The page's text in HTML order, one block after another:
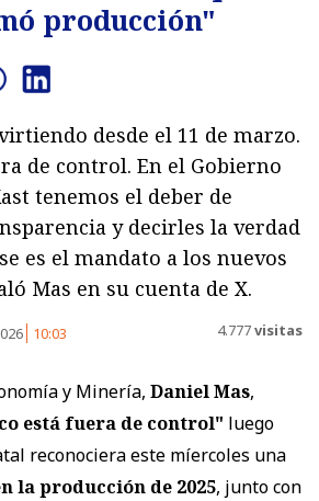
producción"
desde el 11 de marzo.
de control. En el Gobierno
tenemos el deber de
y decirles la verdad
es el mandato a los nuevos
Mas en su cuenta de X.
10:03 4.777visitas
y Minería, Daniel Mas,
está fuera de control" luego
reconociera este míercoles una
la producción de 2025, junto con